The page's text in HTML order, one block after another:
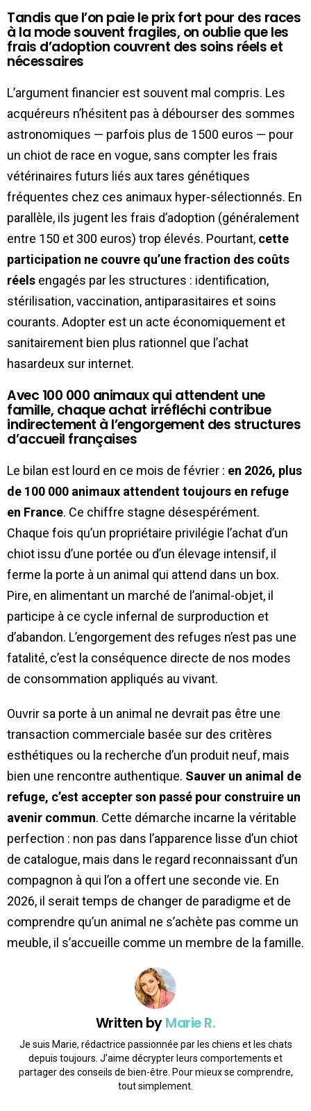
Tandis que l’on paie le prix fort pour des races
à la mode souvent fragiles, on oublie que les
frais d’adoption couvrent des soins réels et
nécessaires
L’argument financier est souvent mal compris. Les
acquéreurs n’hésitent pas à débourser des sommes
astronomiques — parfois plus de 1500 euros — pour
un chiot de race en vogue, sans compter les frais
vétérinaires futurs liés aux tares génétiques
fréquentes chez ces animaux hyper-sélectionnés. En
parallèle, ils jugent les frais d’adoption (généralement
entre 150 et 300 euros) trop élevés. Pourtant, cette
participation ne couvre qu’une fraction des coûts
réels engagés par les structures : identification,
stérilisation, vaccination, antiparasitaires et soins
courants. Adopter est un acte économiquement et
sanitairement bien plus rationnel que l’achat
hasardeux sur internet.
Avec 100 000 animaux qui attendent une
famille, chaque achat irréfléchi contribue
indirectement à l’engorgement des structures
d’accueil françaises
Le bilan est lourd en ce mois de février : en 2026, plus
de 100 000 animaux attendent toujours en refuge
en France. Ce chiffre stagne désespérément.
Chaque fois qu’un propriétaire privilégie l’achat d’un
chiot issu d’une portée ou d’un élevage intensif, il
ferme la porte à un animal qui attend dans un box.
Pire, en alimentant un marché de l’animal-objet, il
participe à ce cycle infernal de surproduction et
d’abandon. L’engorgement des refuges n’est pas une
fatalité, c’est la conséquence directe de nos modes
de consommation appliqués au vivant.
Ouvrir sa porte à un animal ne devrait pas être une
transaction commerciale basée sur des critères
esthétiques ou la recherche d’un produit neuf, mais
bien une rencontre authentique. Sauver un animal de
refuge, c’est accepter son passé pour construire un
avenir commun. Cette démarche incarne la véritable
perfection : non pas dans l’apparence lisse d’un chiot
de catalogue, mais dans le regard reconnaissant d’un
compagnon à qui l’on a offert une seconde vie. En
2026, il serait temps de changer de paradigme et de
comprendre qu’un animal ne s’achète pas comme un
meuble, il s’accueille comme un membre de la famille.
Written byMarie R.
Je suis Marie, rédactrice passionnée par les chiens et les chats
depuis toujours. J’aime décrypter leurs comportements et
partager des conseils de bien-être. Pour mieux se comprendre,
tout simplement.